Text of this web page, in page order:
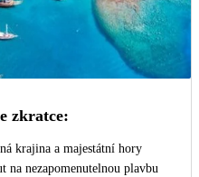
zkratce:
krajina a majestátní hory
na nezapomenutelnou plavbu